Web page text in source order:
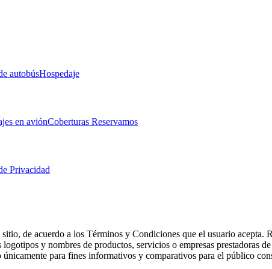
autobúsHospedaje
en aviónCoberturas Reservamos
Privacidad
de acuerdo a los Términos y Condiciones que el usuario
y nombres de productos, servicios o empresas prestadoras
para fines informativos y comparativos para el público